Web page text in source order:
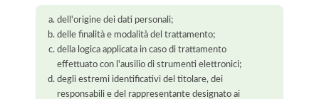
dell'origine dei dati personali;
delle finalità e modalità del trattamento;
della logica applicata in caso di trattamento
effettuato con l'ausilio di strumenti elettronici;
degli estremi identificativi del titolare, dei
responsabili e del rappresentante designato ai